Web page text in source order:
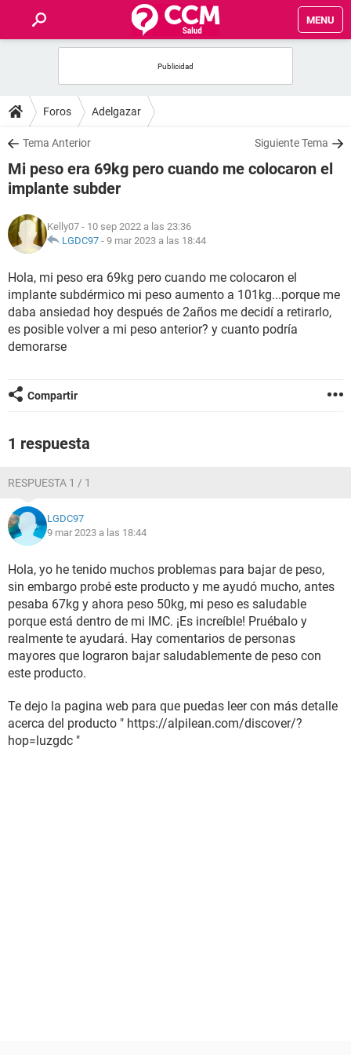
MENU
FOROS
SALUD
FAMILIA
NUTRICIÓN
SEXUALIDAD
GLOSARIO
Foros Adelgazar
Tema Anterior Siguiente Tema
Mi peso era 69kg pero cuando me colocaron el
implante subder
Kelly07 - 10 sep 2022 a las 23:36
LGDC97 - 9 mar 2023 a las 18:44
Hola, mi peso era 69kg pero cuando me colocaron el
implante subdérmico mi peso aumento a 101kg...porque me
daba ansiedad hoy después de 2años me decidí a retirarlo,
es posible volver a mi peso anterior? y cuanto podría
demorarse
Compartir
1 respuesta
RESPUESTA 1 / 1
LGDC97
9 mar 2023 a las 18:44
Hola, yo he tenido muchos problemas para bajar de peso,
sin embargo probé este producto y me ayudó mucho, antes
pesaba 67kg y ahora peso 50kg, mi peso es saludable
porque está dentro de mi IMC. ¡Es increíble! Pruébalo y
realmente te ayudará. Hay comentarios de personas
mayores que lograron bajar saludablemente de peso con
este producto.
Te dejo la pagina web para que puedas leer con más detalle
acerca del producto " https://alpilean.com/discover/?
hop=luzgdc "